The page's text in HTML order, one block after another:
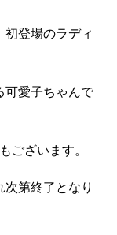
登場のラディ
可愛子ちゃんで
ございます。
第終了となり